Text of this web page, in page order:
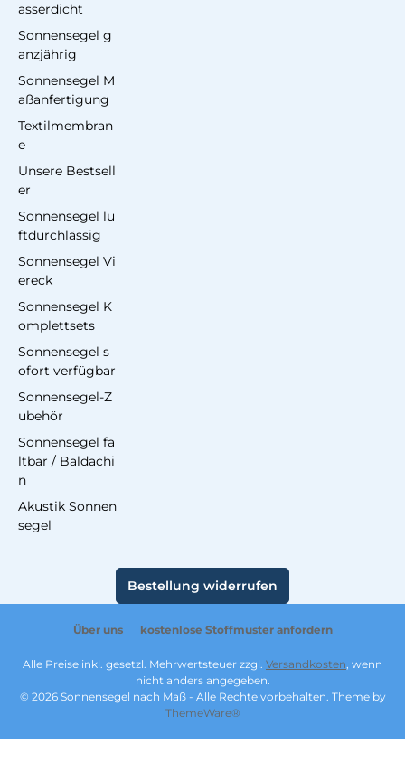
asserdicht
Sonnensegel g
anzjährig
Sonnensegel M
aßanfertigung
Textilmembran
e
Unsere Bestsell
er
Sonnensegel lu
ftdurchlässig
Sonnensegel Vi
ereck
Sonnensegel K
omplettsets
Sonnensegel s
ofort verfügbar
Sonnensegel-Z
ubehör
Sonnensegel fa
ltbar / Baldachi
n
Akustik Sonnen
segel
Bestellung widerrufen
Über uns kostenlose Stoffmuster anfordern
Alle Preise inkl. gesetzl. Mehrwertsteuer zzgl. Versandkosten, wenn
nicht anders angegeben.
© 2026 Sonnensegel nach Maß - Alle Rechte vorbehalten. Theme by
ThemeWare®